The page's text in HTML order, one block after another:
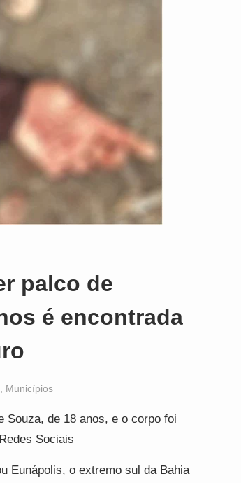
palco de
é encontrada
Municípios
Souza, de 18 anos, e o corpo foi
Sociais
Eunápolis, o extremo sul da Bahia